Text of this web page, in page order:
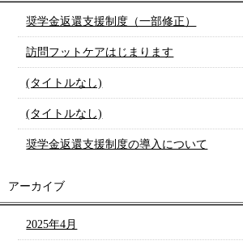
奨学金返還支援制度（一部修正）
訪問フットケアはじまります
(タイトルなし)
(タイトルなし)
奨学金返還支援制度の導入について
アーカイブ
2025年4月